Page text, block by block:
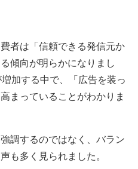
者は「信頼できる発信元か
傾向が明らかになりまし
加する中で、「広告を装っ
まっていることがわかりま
調するのではなく、バラン
も多く見られました。